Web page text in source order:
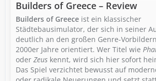
Builders of Greece – Review
Builders of Greece ist ein klassischer
Städtebausimulator, der sich in seiner
deutlich an den großen Genre-
2000er Jahre orientiert. Wer Titel wie
oder Zeus kennt, wird sich hier sofort
Das Spiel verzichtet bewusst auf